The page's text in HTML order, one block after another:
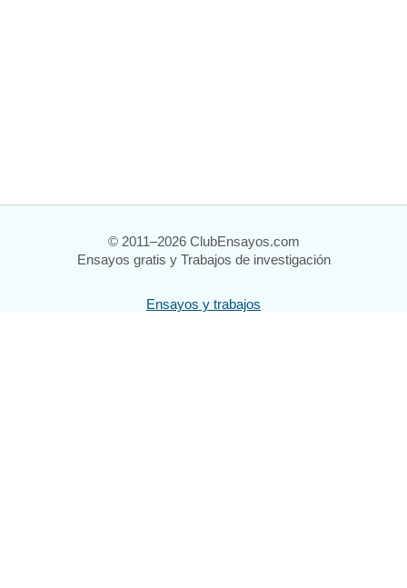
© 2011–2026 ClubEnsayos.com
Ensayos gratis y Trabajos de investigación
Ensayos y trabajos